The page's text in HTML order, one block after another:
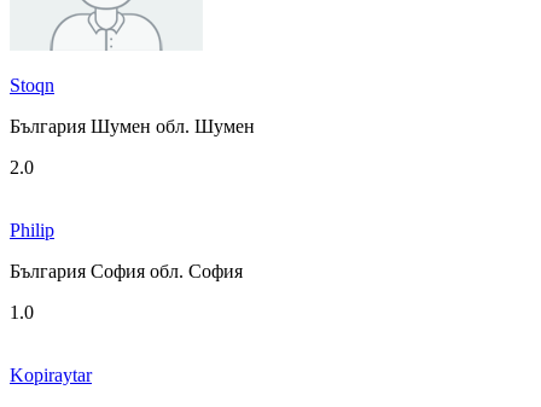
Stoqn
България Шумен обл. Шумен
2.0
Philip
България София обл. София
1.0
Kopiraytar